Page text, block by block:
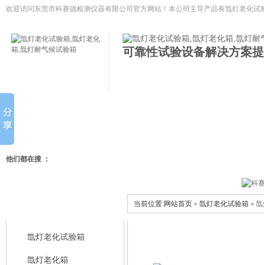
欢迎访问东莞市科赛德检测仪器有限公司官方网站！本公司主导产品有氙灯老化试
可靠性试验设备解决方案
他们都在搜 ：
氙灯老化试验箱
氙灯老化箱
当前位置:网站首页 » 氙灯老化试验箱 »